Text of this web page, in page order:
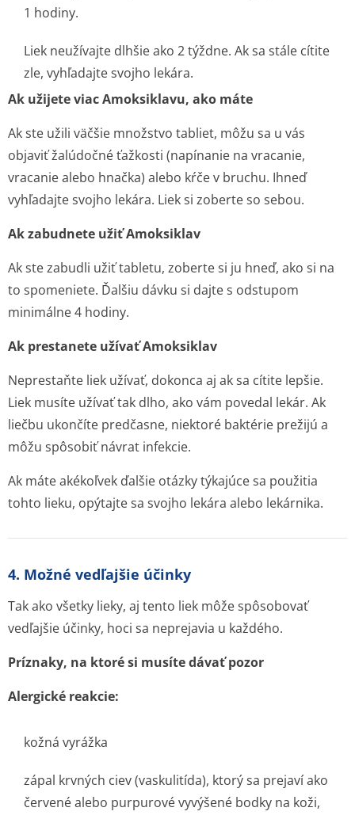
1 hodiny.
Liek neužívajte dlhšie ako 2 týždne. Ak sa stále cítite
zle, vyhľadajte svojho lekára.
Ak užijete viac Amoksiklavu, ako máte
Ak ste užili väčšie množstvo tabliet, môžu sa u vás
objaviť žalúdočné ťažkosti (napínanie na vracanie,
vracanie alebo hnačka) alebo kŕče v bruchu. Ihneď
vyhľadajte svojho lekára. Liek si zoberte so sebou.
Ak zabudnete užiť Amoksiklav
Ak ste zabudli užiť tabletu, zoberte si ju hneď, ako si na
to spomeniete. Ďalšiu dávku si dajte s odstupom
minimálne 4 hodiny.
Ak prestanete užívať Amoksiklav
Neprestaňte liek užívať, dokonca aj ak sa cítite lepšie.
Liek musíte užívať tak dlho, ako vám povedal lekár. Ak
liečbu ukončíte predčasne, niektoré baktérie prežijú a
môžu spôsobiť návrat infekcie.
Ak máte akékoľvek ďalšie otázky týkajúce sa použitia
tohto lieku, opýtajte sa svojho lekára alebo lekárnika.
4. Možné vedľajšie účinky
Tak ako všetky lieky, aj tento liek môže spôsobovať
vedľajšie účinky, hoci sa neprejavia u každého.
Príznaky, na ktoré si musíte dávať pozor
Alergické reakcie:
kožná vyrážka
zápal krvných ciev (vaskulitída), ktorý sa prejaví ako
červené alebo purpurové vyvýšené bodky na koži,